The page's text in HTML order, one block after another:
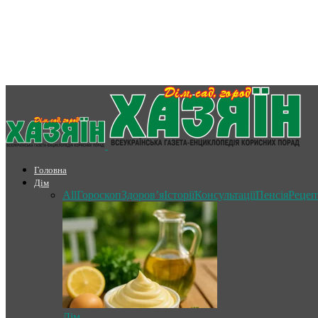
Головна
Дім
AllГороскопЗдоров’яІсторіїКонсультаціїПенсія